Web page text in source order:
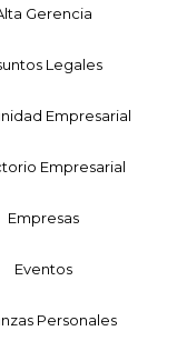
Gerencia
Legales
Empresarial
Empresarial
Empresas
Eventos
Personales